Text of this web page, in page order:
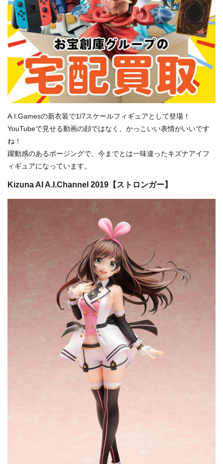
A.I.Gamesの新衣装で1/7スケールフィギュアとして登場！
YouTubeで見せる動画の顔ではなく、かっこいい表情がいいです
ね！
躍動感のあるポージングで、今までとは一味違ったキズナアイフ
ィギュアになっています。
Kizuna AI A.I.Channel 2019【ストロンガー】